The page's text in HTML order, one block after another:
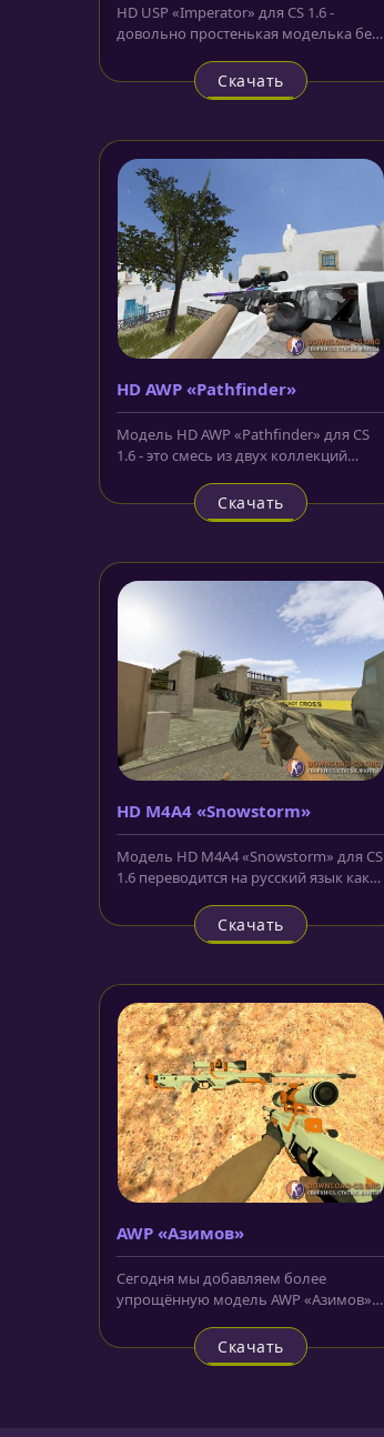
HD USP «Imperator» для CS 1.6 -
довольно простенькая моделька без
Скачать
HD AWP «Pathfinder»
Модель HD AWP «Pathfinder» для CS
1.6 - это смесь из двух коллекций
Скачать
HD M4A4 «Snowstorm»
Модель HD M4A4 «Snowstorm» для CS
1.6 переводится на русский язык как
Скачать
AWP «Азимов»
Сегодня мы добавляем более
упрощённую модель AWP «Азимов»
анимации...
Скачать